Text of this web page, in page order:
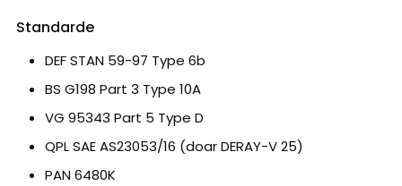
Standarde
DEF STAN 59-97 Type 6b
BS G198 Part 3 Type 10A
VG 95343 Part 5 Type D
QPL SAE AS23053/16 (doar DERAY-V 25)
PAN 6480K